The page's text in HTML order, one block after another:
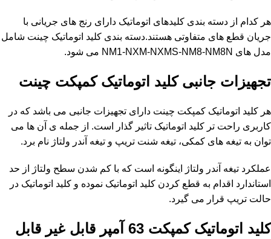
هر کدام از دسته بندی کلیدهای اتوماتیک دارای رنج های جریانی با
جریان قطع های متفاوتی هستند.دسته بندی کلید اتوماتیک چینت شامل
مدل های NM1-NXM-NXMS-NM8-NM8N می شود.
تجهیزات جانبی کلید اتوماتیک کمپکت چینت
هر کلید اتوماتیک کمپکت چینت دارای تجهیزات جانبی می باشد که در
کاربری راحت تر کلید اتوماتیک تاثیر گذار است. از جمله ی آن ها می
توان به تیغه های کمکی، تیغه شنت تریپ و تیغه آندر ولتاژ نام برد.
عملکرد تیغه آندر ولتاژ اینگونه است که با کم شدن سطح ولتاژ از حد
استاندارد اقدام به قطع کردن کلید اتوماتیک نموده و کلید اتوماتیک در
حالت تریپ قرار می گیرد.
کلید اتوماتیک کمپکت 63
آمپر قابل غیر قابل